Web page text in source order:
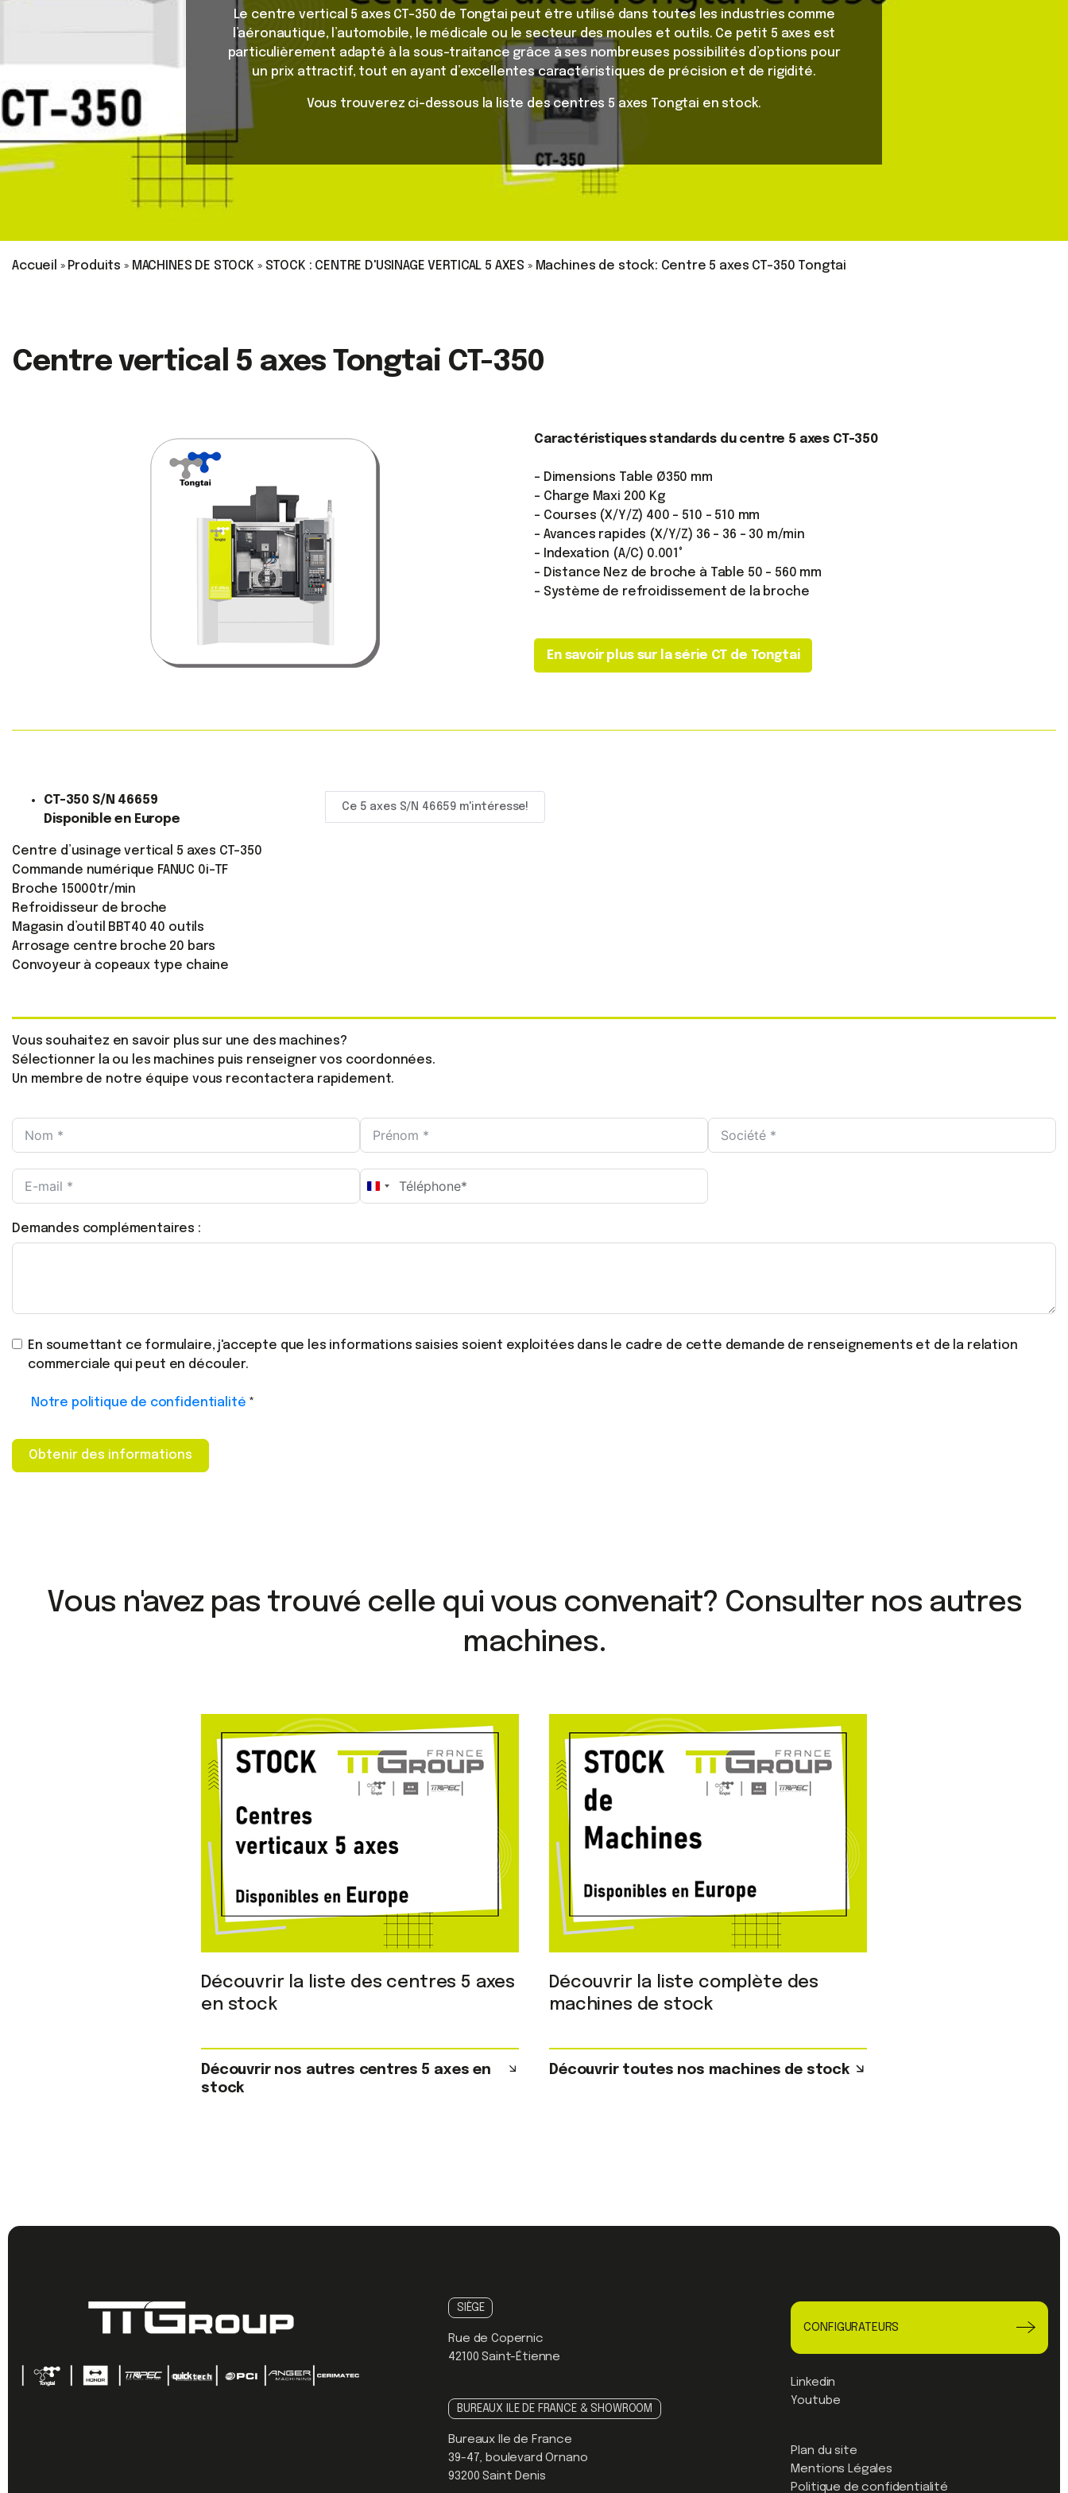
Le centre vertical 5 axes CT-350 de Tongtai peut être utilisé dans toutes les industries comme
l’aéronautique, l’automobile, le médicale ou le secteur des moules et outils. Ce petit 5 axes est
particulièrement adapté à la sous-traitance grâce à ses nombreuses possibilités d’options pour
un prix attractif, tout en ayant d’excellentes caractéristiques de précision et de rigidité.
Vous trouverez ci-dessous la liste des centres 5 axes Tongtai en stock.
Accueil » Produits » MACHINES DE STOCK » STOCK : CENTRE D'USINAGE VERTICAL 5 AXES » Machines de stock: Centre 5 axes CT-350 Tongtai
Centre vertical 5 axes Tongtai CT-350
Caractéristiques standards du centre 5 axes CT-350
- Dimensions Table Ø350 mm
- Charge Maxi 200 Kg
- Courses (X/Y/Z) 400 - 510 - 510 mm
- Avances rapides (X/Y/Z) 36 - 36 - 30 m/min
- Indexation (A/C) 0.001°
- Distance Nez de broche à Table 50 - 560 mm
- Système de refroidissement de la broche
En savoir plus sur la série CT de Tongtai
CT-350 S/N 46659
Disponible en Europe
Centre d’usinage vertical 5 axes CT-350
Commande numérique FANUC 0i-TF
Broche 15000tr/min
Refroidisseur de broche
Magasin d’outil BBT40 40 outils
Arrosage centre broche 20 bars
Convoyeur à copeaux type chaine
Ce 5 axes S/N 46659 m'intéresse!
Vous souhaitez en savoir plus sur une des machines?
Sélectionner la ou les machines puis renseigner vos coordonnées.
Un membre de notre équipe vous recontactera rapidement.
France
Demandes complémentaires :
En soumettant ce formulaire, j'accepte que les informations saisies soient exploitées dans le cadre de cette demande de renseignements et de la relation
commerciale qui peut en découler.
Notre politique de confidentialité *
Obtenir des informations
Vous n'avez pas trouvé celle qui vous convenait? Consulter nos autres
machines.
Découvrir la liste des centres 5 axes
en stock
Découvrir nos autres centres 5 axes en
stock
Découvrir la liste complète des
machines de stock
Découvrir toutes nos machines de stock
SIÈGE
Rue de Copernic
42100 Saint-Étienne
BUREAUX ILE DE FRANCE & SHOWROOM
Bureaux Ile de France
39-47, boulevard Ornano
93200 Saint Denis
CONFIGURATEURS
Linkedin
Youtube
Plan du site
Mentions Légales
Politique de confidentialité